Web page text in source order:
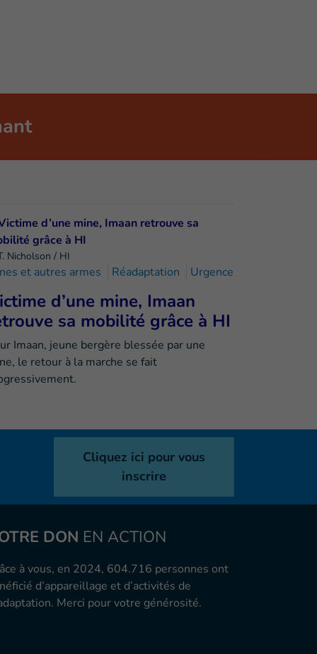
Nicholson / HI
et autres armes Réadaptation Urgence
d’une mine, Imaan
sa mobilité grâce à HI
Imaan, jeune bergère blessée par une
le retour à la marche se fait
Cliquez ici pour vous
inscrire
DON EN ACTION
à vous, en 2024, 604.716 personnes ont
d’appareillage et d’activités de
Merci pour votre générosité.